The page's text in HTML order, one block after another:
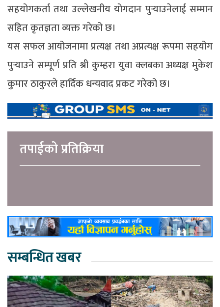
सहयोगकर्ता तथा उल्लेखनीय योगदान पुर्‍याउनेलाई सम्मान
सहित कृतज्ञता व्यक्त गरेको छ।
यस सफल आयोजनामा प्रत्यक्ष तथा अप्रत्यक्ष रूपमा सहयोग
पुर्‍याउने सम्पूर्ण प्रति श्री कुम्हरा युवा क्लबका अध्यक्ष मुकेश
कुमार ठाकुरले हार्दिक धन्यवाद प्रकट गरेको छ।
तपाईको प्रतिक्रिया
सम्बन्धित खबर